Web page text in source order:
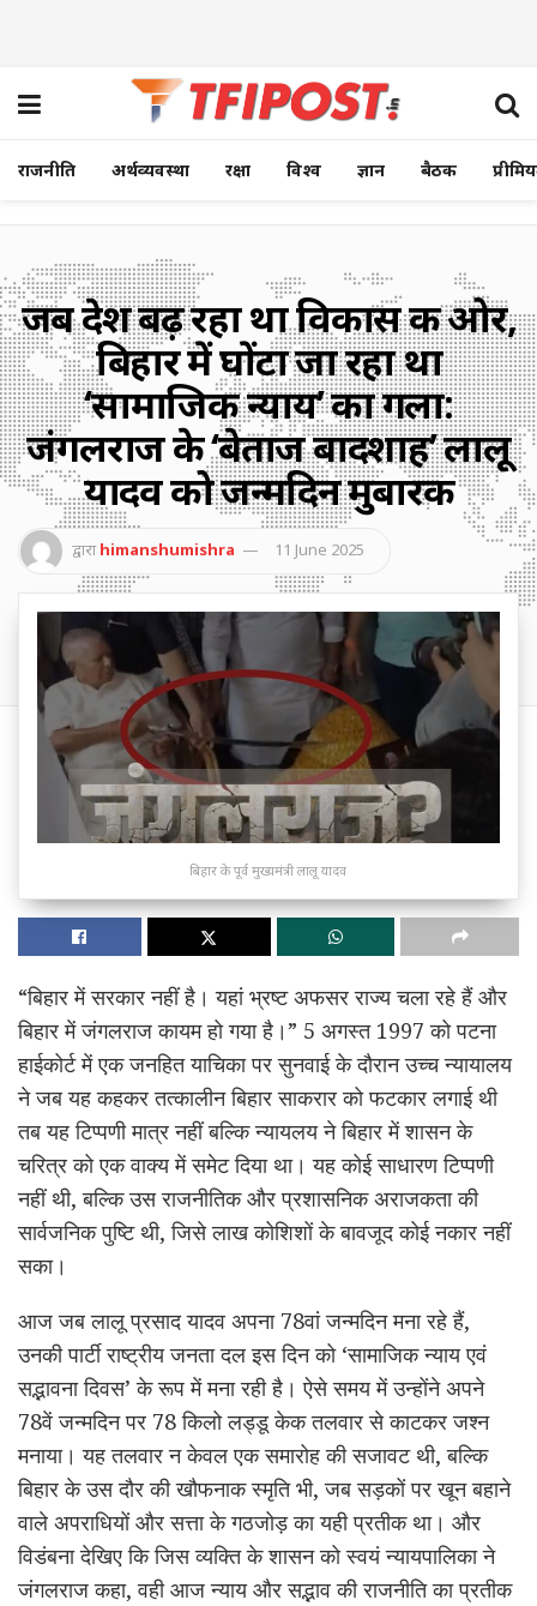
राजनीति अर्थव्यवस्था रक्षा विश्व ज्ञान बैठक
जब देश बढ़ रहा था विकास की ओर,
बिहार में घोंटा जा रहा था
‘सामाजिक न्याय’ का गला:
जंगलराज के ‘बेताज बादशाह’ लालू
यादव को जन्मदिन मुबारक
द्वारा himanshumishra 11 June 2025
बिहार के पूर्व मुख्यमंत्री लालू यादव
“बिहार में सरकार नहीं है। यहां भ्रष्ट अफसर राज्य चला रहे हैं और
बिहार में जंगलराज कायम हो गया है।” 5 अगस्त 1997 को पटना
हाईकोर्ट में एक जनहित याचिका पर सुनवाई के दौरान उच्च न्यायालय
ने जब यह कहकर तत्कालीन बिहार साकरार को फटकार लगाई थी
तब यह टिप्पणी मात्र नहीं बल्कि न्यायलय ने बिहार में शासन के
चरित्र को एक वाक्य में समेट दिया था। यह कोई साधारण टिप्पणी
नहीं थी, बल्कि उस राजनीतिक और प्रशासनिक अराजकता की
सार्वजनिक पुष्टि थी, जिसे लाख कोशिशों के बावजूद कोई नकार नहीं
सका।
आज जब लालू प्रसाद यादव अपना 78वां जन्मदिन मना रहे हैं,
उनकी पार्टी राष्ट्रीय जनता दल इस दिन को ‘सामाजिक न्याय एवं
सद्भावना दिवस’ के रूप में मना रही है। ऐसे समय में उन्होंने अपने
78वें जन्मदिन पर 78 किलो लड्डू केक तलवार से काटकर जश्न
मनाया। यह तलवार न केवल एक समारोह की सजावट थी, बल्कि
बिहार के उस दौर की खौफनाक स्मृति भी, जब सड़कों पर खून बहाने
वाले अपराधियों और सत्ता के गठजोड़ का यही प्रतीक था। और
विडंबना देखिए कि जिस व्यक्ति के शासन को स्वयं न्यायपालिका ने
जंगलराज कहा, वही आज न्याय और सद्भाव की राजनीति का प्रतीक